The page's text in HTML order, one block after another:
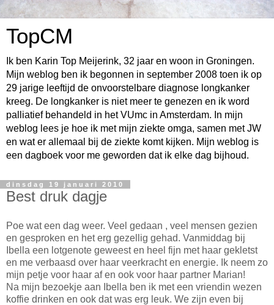
TopCM
Ik ben Karin Top Meijerink, 32 jaar en woon in Groningen.
Mijn weblog ben ik begonnen in september 2008 toen ik op
29 jarige leeftijd de onvoorstelbare diagnose longkanker
kreeg. De longkanker is niet meer te genezen en ik word
palliatief behandeld in het VUmc in Amsterdam. In mijn
weblog lees je hoe ik met mijn ziekte omga, samen met JW
en wat er allemaal bij de ziekte komt kijken. Mijn weblog is
een dagboek voor me geworden dat ik elke dag bijhoud.
dinsdag 19 januari 2010
Best druk dagje
Poe wat een dag weer. Veel gedaan , veel mensen gezien
en gesproken en het erg gezellig gehad. Vanmiddag bij
Ibella een lotgenote geweest en heel fijn met haar gekletst
en me verbaasd over haar veerkracht en energie. Ik neem zo
mijn petje voor haar af en ook voor haar partner Marian!
Na mijn bezoekje aan Ibella ben ik met een vriendin wezen
koffie drinken en ook dat was erg leuk. We zijn even bij